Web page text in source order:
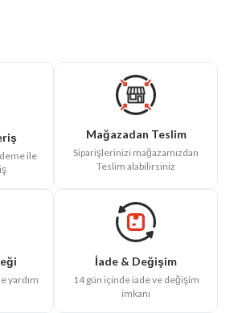
ile
Mağazadan Teslim
Siparişlerinizi mağazamızdan
Teslim alabilirsiniz
yardım
İade & Değişim
14 gün içinde iade ve değişim
imkanı